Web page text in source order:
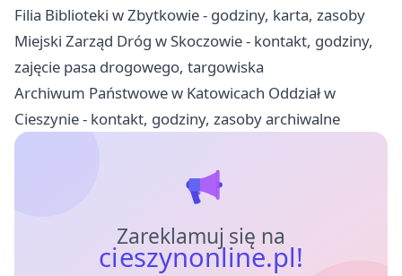
Filia Biblioteki w Zbytkowie - godziny, karta, zasoby
Miejski Zarząd Dróg w Skoczowie - kontakt, godziny,
zajęcie pasa drogowego, targowiska
Archiwum Państwowe w Katowicach Oddział w
Cieszynie - kontakt, godziny, zasoby archiwalne
Zareklamuj się na
cieszynonline.pl!